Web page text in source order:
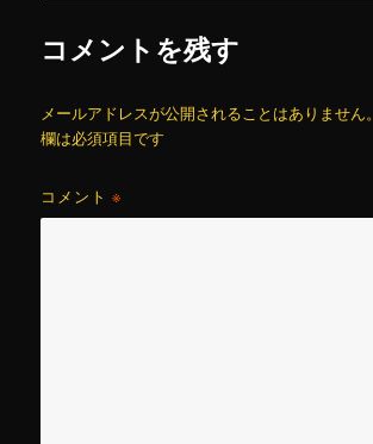
コメントを残す
メールアドレスが公開されることはありません。
欄は必須項目です
コメント※